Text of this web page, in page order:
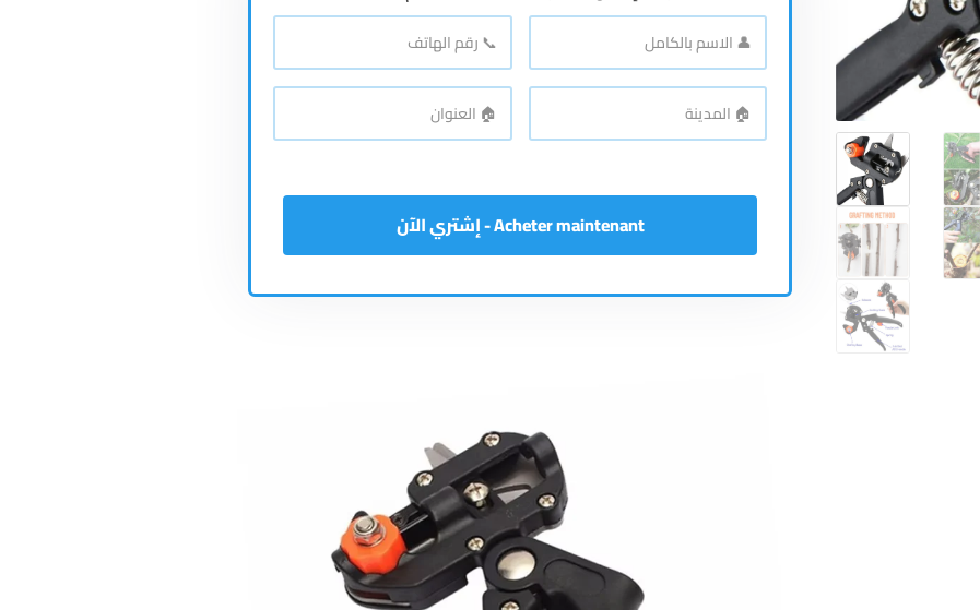
👤
الاسم
بالكامل*
📞
رقم
الهاتف*
🏠
المدينة*
🏠
العنوان*
Acheter maintenant - إشتري الآن